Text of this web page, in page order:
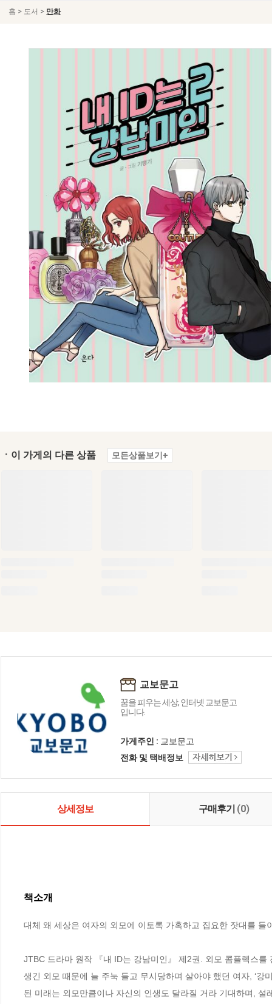
홈 > 도서 > 만화
ㆍ이 가게의 다른 상품 모든상품보기+
교보문고
꿈을 피우는 세상, 인터넷 교보문고
입니다.
가게주인 : 교보문고
전화 및 택배정보
상세정보 구매후기 (0)
책소개
대체 왜 세상은 여자의 외모에 이토록 가혹하고 집요한 잣대를 들
JTBC 드라마 원작 『내 ID는 강남미인』 제2권. 외모 콤플렉스
생긴 외모 때문에 늘 주눅 들고 무시당하며 살아야 했던 여자, ‘
된 미래는 외모만큼이나 자신의 인생도 달라질 거라 기대하며,